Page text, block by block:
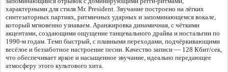
характерными для стиля Mr. President. Звучание построено на лёгких
синтезаторных партиях, ритмичных ударных и запоминающемся вокале,
который мгновенно узнаваем. Аранжировка динамичная, с чёткими
акцентами, создающими ощущение танцевального драйва и ностальгии по
1990-м годам. Темп быстрый, с плавными переходами, подчёркивающими
весёлое и беззаботное настроение песни. Качество записи — 128 Кбит/сек,
что обеспечивает яркое и насыщенное звучание, идеально передающее
атмосферу этого культового хита.